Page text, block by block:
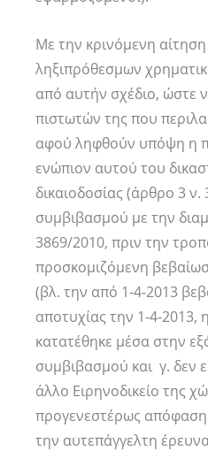
Με την κρινόμενη
ληξιπρόθεσμων
από αυτήν σχέδιο, ώστε
πιστωτών της που
αφού ληφθούν υπόψη η
ενώπιον αυτού του
δικαιοδοσίας (άρθρο 3
συμβιβασμού με την
3869/2010, πριν την
προσκομιζόμενη
(βλ. την από 1-4-2013
αποτυχίας την 1-4-2013,
κατατέθηκε μέσα στην
συμβιβασμού και γ. δεν
άλλο Ειρηνοδικείο της
προγενεστέρως
την αυτεπάγγελτη